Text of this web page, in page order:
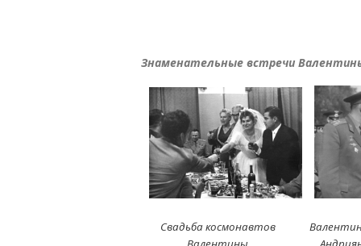
Знаменательные встречи
Свадьба космонавтов